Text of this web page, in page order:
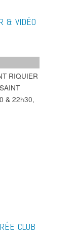
& VIDÉO
RIQUIER
& 22h30,
CLUB